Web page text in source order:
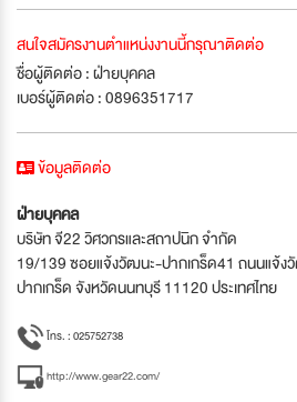
สนใจสมัครงานตำแหน่งงานนี้กรุณาติดต่อ
ชื่อผู้ติดต่อ : ฝ่ายบุคคล
เบอร์ผู้ติดต่อ : 0896351717
ข้อมูลติดต่อ
ฝ่ายบุคคล
บริษัท จี22 วิศวกรและสถาปนิก จำกัด
19/139 ซอยแจ้งวัฒนะ-ปากเกร็ด41 ถนนแจ้ง
ปากเกร็ด จังหวัดนนทบุรี 11120 ประเทศไทย
โทร. : 025752738
http://www.gear22.com/